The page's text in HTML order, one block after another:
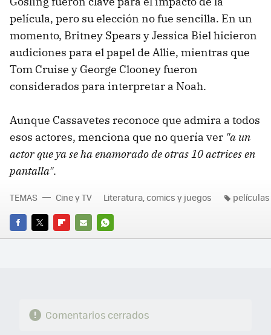
película, pero su elección no fue sencilla. En un
momento, Britney Spears y Jessica Biel hicieron
audiciones para el papel de Allie, mientras que
Tom Cruise y George Clooney fueron
considerados para interpretar a Noah.
Aunque Cassavetes reconoce que admira a todos
esos actores, menciona que no quería ver "a un
actor que ya se ha enamorado de otras 10 actrices en
pantalla".
FACEBOOK
TWITTERFLIPBOARD
E-
WHATSAPP
TEMAS Cine y TV Literatura, comics y juegos películas
Comentarios cerrados